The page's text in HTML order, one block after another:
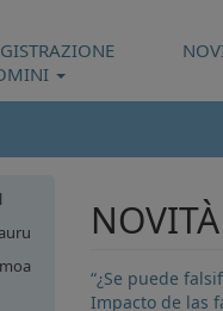
NOVITÀ
“¿Se puede
Impacto de las